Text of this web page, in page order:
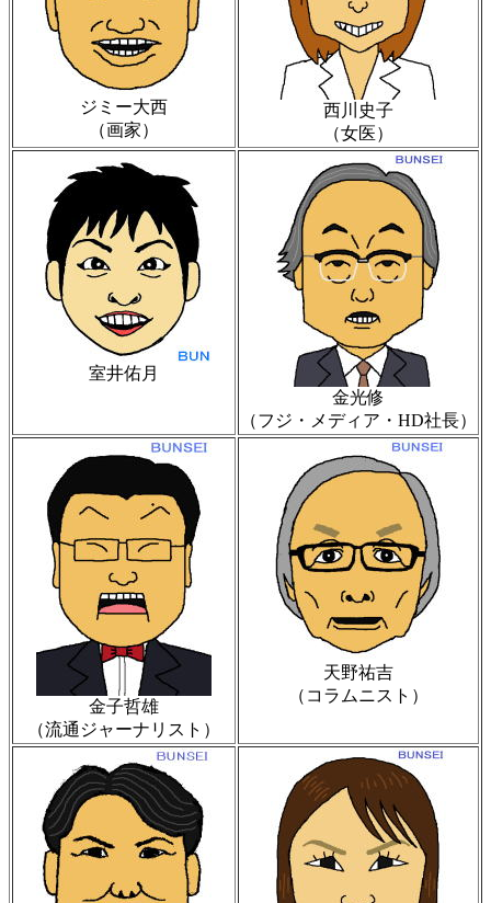
ジミー大西
（画家）
西川史子
（女医）
室井佑月
金光修
（フジ・メディア・HD社長）
金子哲雄
（流通ジャーナリスト）
天野祐吉
（コラムニスト）